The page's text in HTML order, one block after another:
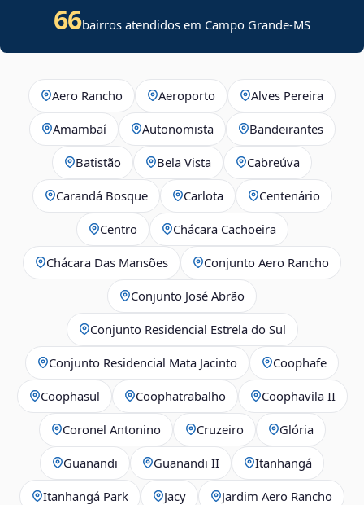
66bairros atendidos em Campo Grande-MS
Aero Rancho Aeroporto Alves Pereira
Amambaí Autonomista Bandeirantes
Batistão Bela Vista Cabreúva
Carandá Bosque Carlota Centenário
Centro Chácara Cachoeira
Chácara Das Mansões Conjunto Aero Rancho
Conjunto José Abrão
Conjunto Residencial Estrela do Sul
Conjunto Residencial Mata Jacinto Coophafe
Coophasul Coophatrabalho Coophavila II
Coronel Antonino Cruzeiro Glória
Guanandi Guanandi II Itanhangá
Itanhangá Park Jacy Jardim Aero Rancho